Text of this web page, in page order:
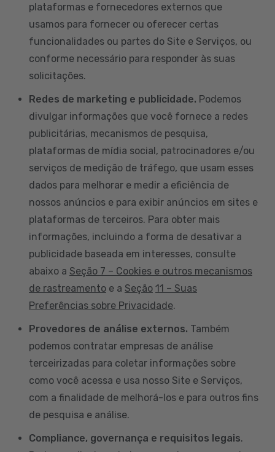
plataformas e fornecedores externos que
usamos para fornecer ou oferecer certas
funcionalidades ou partes do Site e Serviços, ou
conforme necessário para responder às suas
solicitações.
Redes de marketing e publicidade. Podemos
divulgar informações que você fornece a redes
publicitárias, mecanismos de pesquisa,
plataformas de mídia social, patrocinadores e/ou
serviços de medição de tráfego, que usam esses
dados para melhorar e medir a eficiência de
nossos anúncios e para exibir anúncios em sites e
plataformas de terceiros. Para obter mais
informações, incluindo a forma de desativar a
publicidade baseada em interesses, consulte
abaixo a Seção 7 – Cookies e outros mecanismos
de rastreamento e a Seção 11 – Suas
Preferências sobre Privacidade.
Provedores de análise externos. Também
podemos contratar empresas de análise
terceirizadas para coletar informações sobre
como você acessa e usa nosso Site e Serviços,
com a finalidade de melhorá-los e para outros fins
de pesquisa e análise.
Compliance, governança e requisitos legais.